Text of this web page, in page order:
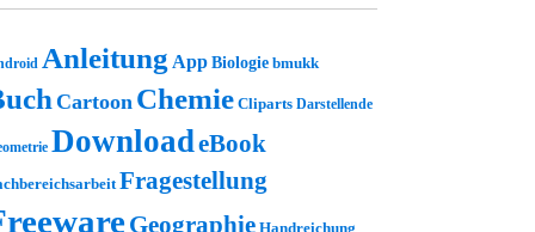
Anleitung AppBiologie bmukk
Cartoon Chemie Cliparts Darstellende
DownloadeBook
Fragestellung
Geographie Handreichung